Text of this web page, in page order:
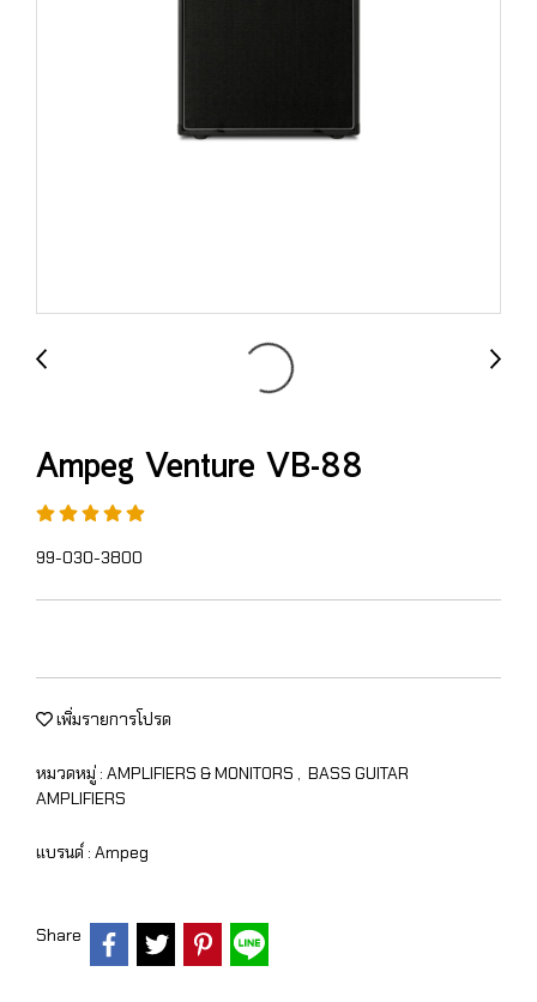
Ampeg Venture VB-88
99-030-3800
เพิ่มรายการโปรด
หมวดหมู่ : AMPLIFIERS & MONITORS , BASS GUITAR
AMPLIFIERS
แบรนด์ : Ampeg
Share